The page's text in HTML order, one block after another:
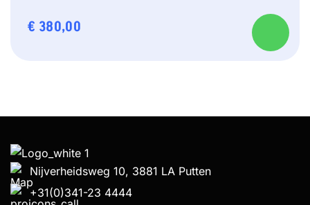
€ 380,00
Nijverheidsweg 10, 3881 LA Putten
+31(0)341-23 4444